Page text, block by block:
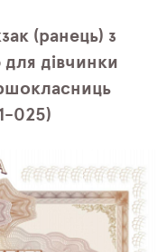
(ранець) з
дівчинки
025)